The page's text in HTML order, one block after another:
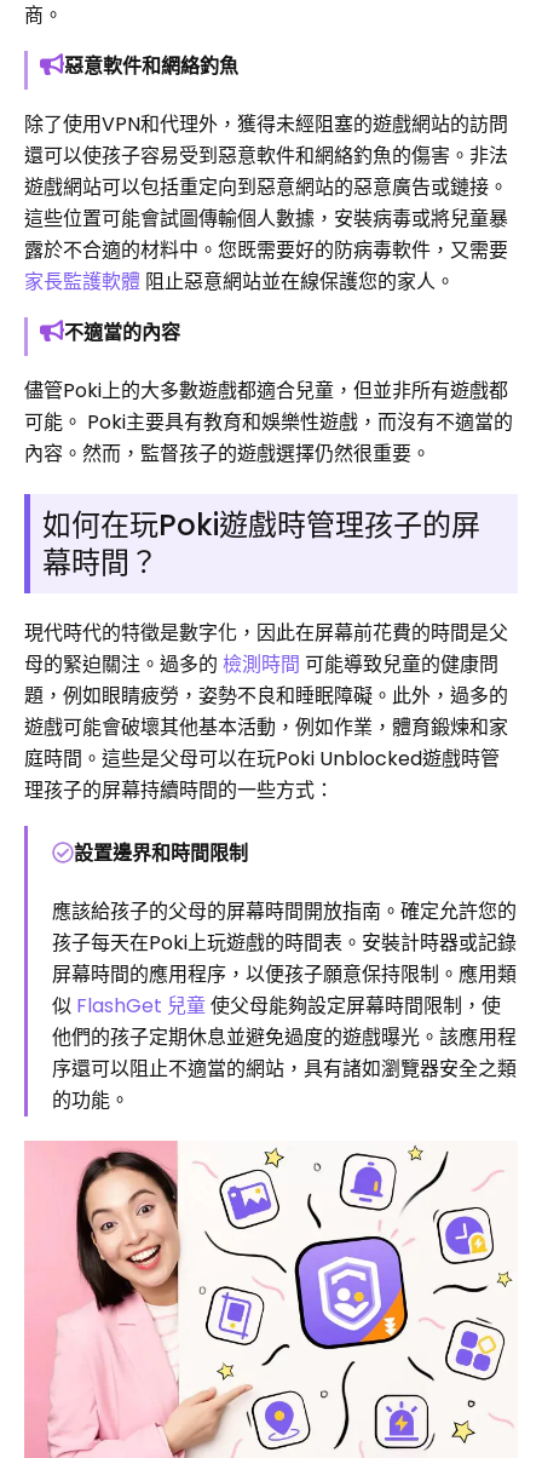
商。
惡意軟件和網絡釣魚
除了使用VPN和代理外，獲得未經阻塞的遊戲網站的訪問
還可以使孩子容易受到惡意軟件和網絡釣魚的傷害。非法
遊戲網站可以包括重定向到惡意網站的惡意廣告或鏈接。
這些位置可能會試圖傳輸個人數據，安裝病毒或將兒童暴
露於不合適的材料中。您既需要好的防病毒軟件，又需要
家長監護軟體 阻止惡意網站並在線保護您的家人。
不適當的內容
儘管Poki上的大多數遊戲都適合兒童，但並非所有遊戲都
可能。 Poki主要具有教育和娛樂性遊戲，而沒有不適當的
內容。然而，監督孩子的遊戲選擇仍然很重要。
如何在玩Poki遊戲時管理孩子的屏
幕時間？
現代時代的特徵是數字化，因此在屏幕前花費的時間是父
母的緊迫關注。過多的 檢測時間 可能導致兒童的健康問
題，例如眼睛疲勞，姿勢不良和睡眠障礙。此外，過多的
遊戲可能會破壞其他基本活動，例如作業，體育鍛煉和家
庭時間。這些是父母可以在玩Poki Unblocked遊戲時管
理孩子的屏幕持續時間的一些方式：
設置邊界和時間限制
應該給孩子的父母的屏幕時間開放指南。確定允許您的
孩子每天在Poki上玩遊戲的時間表。安裝計時器或記錄
屏幕時間的應用程序，以便孩子願意保持限制。應用類
似 FlashGet 兒童使父母能夠設定屏幕時間限制，使
他們的孩子定期休息並避免過度的遊戲曝光。該應用程
序還可以阻止不適當的網站，具有諸如瀏覽器安全之類
的功能。